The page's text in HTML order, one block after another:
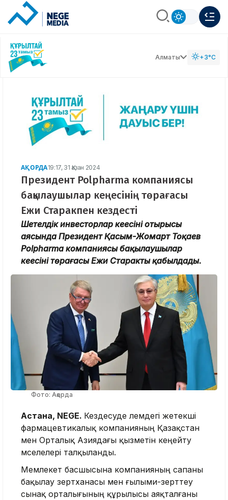
Алматы +3°C
АҚОРДА19:17, 31 Қазан 2024
Президент Polpharma компаниясы
бақылаушылар кеңесінің төрағасы
Ежи Старакпен кездесті
Шетелдік инвесторлар кеңесінің отырысы
аясында Президент Қасым-Жомарт Тоқаев
Polpharma компаниясы бақылаушылар
кеңесінің төрағасы Ежи Старакты қабылдады.
Фото: Ақорда
Астана, NEGE. Кездесуде әлемдегі жетекші
фармацевтикалық компанияның Қазақстан
мен Орталық Азиядағы қызметін кеңейту
мәселелері талқыланды.
Мемлекет басшысына компанияның сапаны
бақылау зертханасы мен ғылыми-зерттеу
сынақ орталығының құрылысы аяқталғаны